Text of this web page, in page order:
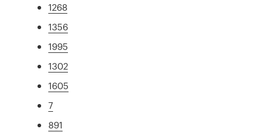
1268
1356
1995
1302
1605
7
891